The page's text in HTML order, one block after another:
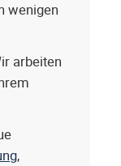
wenigen
arbeiten
,